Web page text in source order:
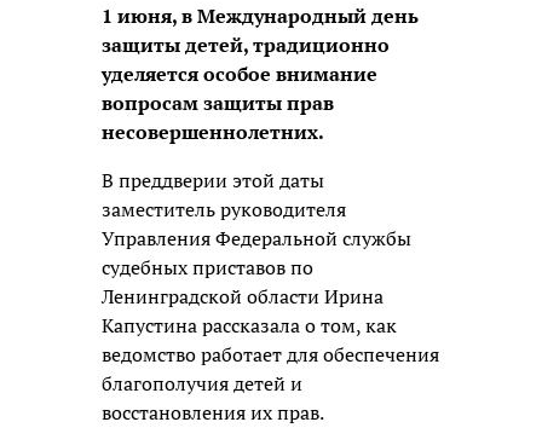
1 июня, в Международный день
защиты детей, традиционно
уделяется особое внимание
вопросам защиты прав
несовершеннолетних.
В преддверии этой даты
заместитель руководителя
Управления Федеральной службы
судебных приставов по
Ленинградской области Ирина
Капустина рассказала о том, как
ведомство работает для обеспечения
благополучия детей и
восстановления их прав.